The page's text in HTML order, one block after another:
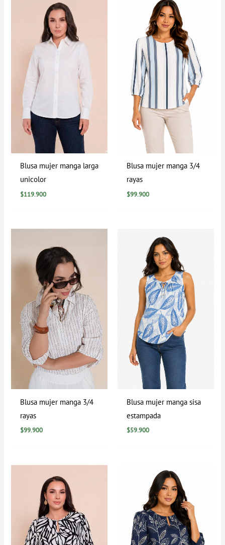
Blusa mujer manga larga
unicolor
$119.900
Blusa mujer manga 3/4
rayas
$99.900
Blusa mujer manga 3/4
rayas
$99.900
Blusa mujer manga sisa
estampada
$59.900